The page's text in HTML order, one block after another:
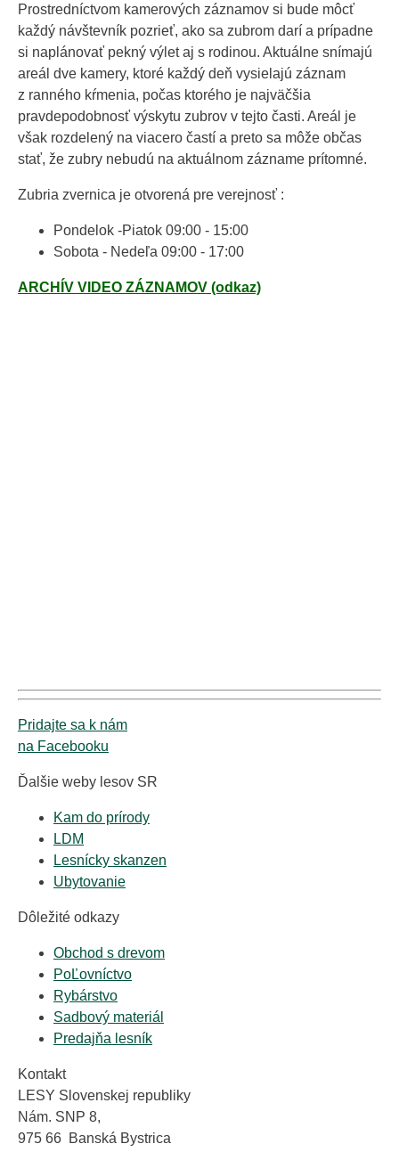
Prostredníctvom kamerových záznamov si bude môcť
každý návštevník pozrieť, ako sa zubrom darí a prípadne
si naplánovať pekný výlet aj s rodinou. Aktuálne snímajú
areál dve kamery, ktoré každý deň vysielajú záznam
z ranného kŕmenia, počas ktorého je najväčšia
pravdepodobnosť výskytu zubrov v tejto časti. Areál je
však rozdelený na viacero častí a preto sa môže občas
stať, že zubry nebudú na aktuálnom zázname prítomné.
Zubria zvernica je otvorená pre verejnosť :
Pondelok -Piatok 09:00 - 15:00
Sobota - Nedeľa 09:00 - 17:00
ARCHÍV VIDEO ZÁZNAMOV (odkaz)
Pridajte sa k nám
na Facebooku
Ďalšie weby lesov SR
Kam do prírody
LDM
Lesnícky skanzen
Ubytovanie
Dôležité odkazy
Obchod s drevom
PoĽovníctvo
Rybárstvo
Sadbový materiál
Predajňa lesník
Kontakt
LESY Slovenskej republiky
Nám. SNP 8,
975 66 Banská Bystrica